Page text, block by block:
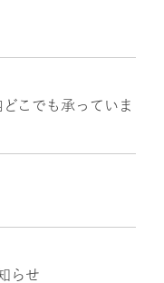
こでも承っていま
らせ